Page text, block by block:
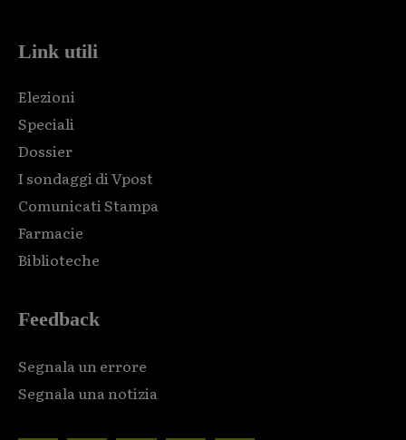
Link utili
Elezioni
Speciali
Dossier
I sondaggi di Vpost
Comunicati Stampa
Farmacie
Biblioteche
Feedback
Segnala un errore
Segnala una notizia